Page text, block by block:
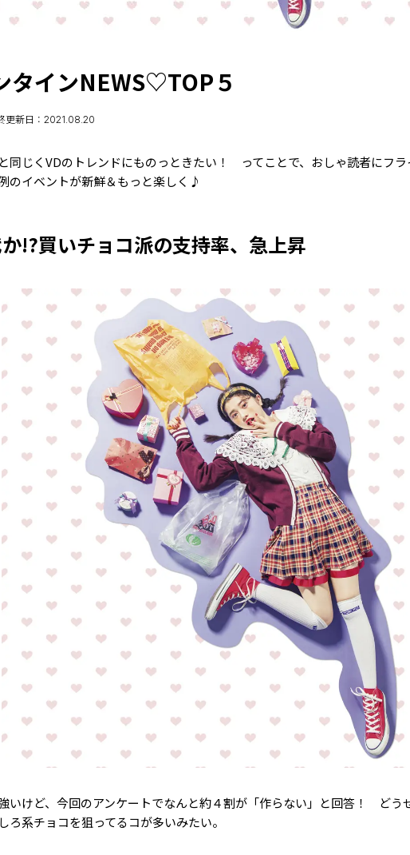
タインNEWS♡TOP５
更新日：2021.08.20
同じくVDのトレンドにものっときたい！ ってことで、おしゃ読者にフ
のイベントが新鮮＆もっと楽しく♪
!?買いチョコ派の支持率、急上昇
いけど、今回のアンケートでなんと約４割が「作らない」と回答！ どう
ろ系チョコを狙ってるコが多いみたい。